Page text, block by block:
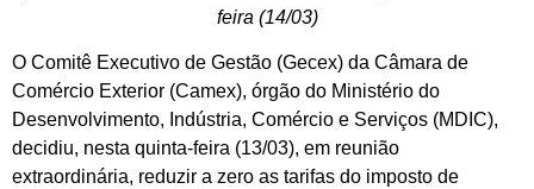
feira (14/03)
O Comitê Executivo de Gestão (Gecex) da Câmara de
Comércio Exterior (Camex), órgão do Ministério do
Desenvolvimento, Indústria, Comércio e Serviços (MDIC),
decidiu, nesta quinta-feira (13/03), em reunião
extraordinária, reduzir a zero as tarifas do imposto de